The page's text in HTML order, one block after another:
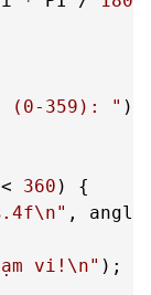
(0-359): " );
360 ) {
,
vi!\n" );